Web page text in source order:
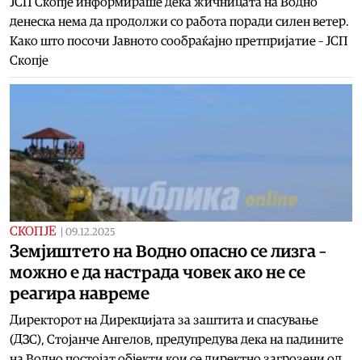
денеска нема да продолжи со работа поради силен ветер.
Како што посочи Јавното сообраќајно претпријатие – ЈСП
Скопје
СКОПЈЕ 09.12.2025
Земјиштето на Водно опасно се лизга –
можно е да настрада човек ако не се
реагира навреме
Директорот на Дирекцијата за заштита и спасување
(ДЗС), Стојанче Ангелов, предупредува дека на падините